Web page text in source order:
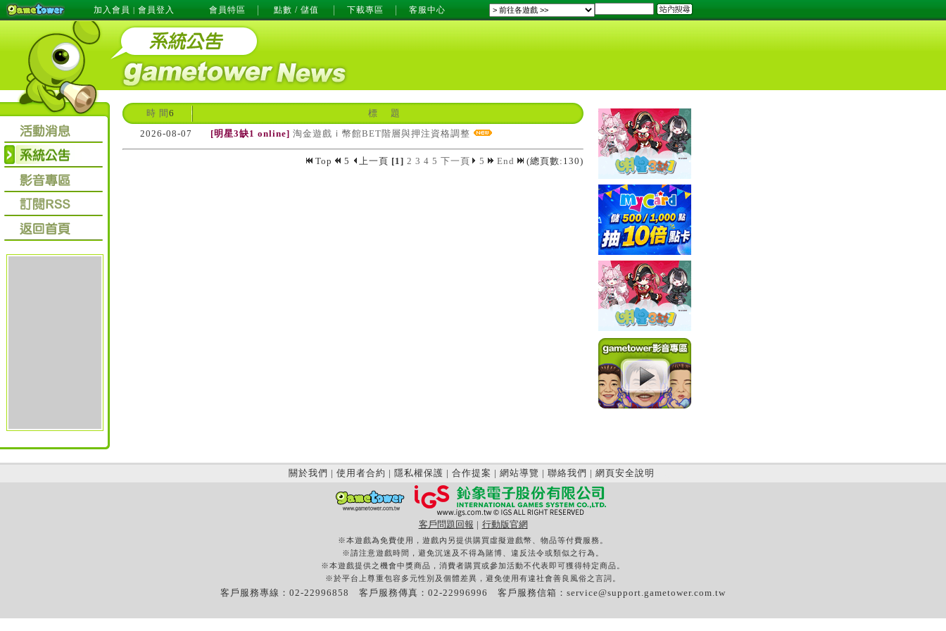
加入會員 | 會員登入 會員特區 點數 / 儲值 下載專區 客服中心
時 間 6
標 題
2026-08-07
[明星3缺1 online] 淘金遊戲ｉ幣館BET階層與押注資格調整
Top 5 上一頁 [1] 2 3 4 5 下一頁 5 End (總頁數:130)
關於我們 | 使用者合約 | 隱私權保護 | 合作提案 | 網站導覽 | 聯絡我們 | 網頁安全說明
客戶問題回報 | 行動版官網
※本遊戲為免費使用，遊戲內另提供購買虛擬遊戲幣、物品等付費服務。
※請注意遊戲時間，避免沉迷及不得為賭博、違反法令或類似之行為。
※本遊戲提供之機會中獎商品，消費者購買或參加活動不代表即可獲得特定商品。
※於平台上尊重包容多元性別及個體差異，避免使用有違社會善良風俗之言詞。
客戶服務專線：02-22996858 客戶服務傳真：02-22996996 客戶服務信箱： service@support.gametower.com.tw